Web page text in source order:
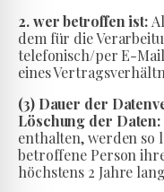
2. wer betroffen ist:
dem für die
telefonisch/per E-
eines
(3) Dauer der
Löschung der Daten:
enthalten, werden so
betroffene Person
höchstens 2 Jahre